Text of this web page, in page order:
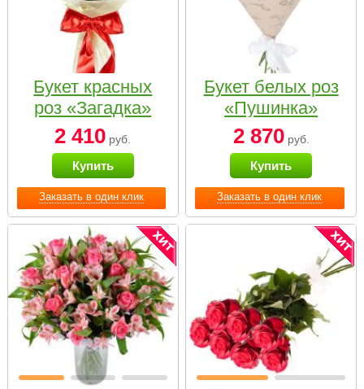
Заказать в один клик
Букет красных
роз «Загадка»
2 410 руб.
Купить
Заказать в один клик
Букет белых роз
«Пушинка»
2 870руб.
Купить